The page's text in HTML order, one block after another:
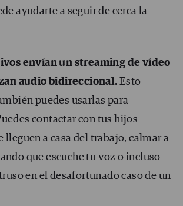
ayudarte a seguir de cerca la
envían un streaming de vídeo
audio bidireccional. Esto
puedes usarlas para
contactar con tus hijos
lleguen a casa del trabajo, calmar a
que escuche tu voz o incluso
en el desafortunado caso de un